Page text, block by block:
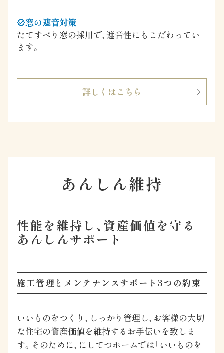
verified窓の遮音対策
たてすべり窓の採用で、遮音性にもこだわってい
ます。
詳しくはこちら
あんしん維持
性能を維持し、資産価値を守る
あんしんサポート
施工管理とメンテナンスサポート3つの約束
いいものをつくり、しっかり管理し、お客様の大切
な住宅の資産価値を維持するお手伝いを致しま
す。そのために、にしてつホームでは「いいものを